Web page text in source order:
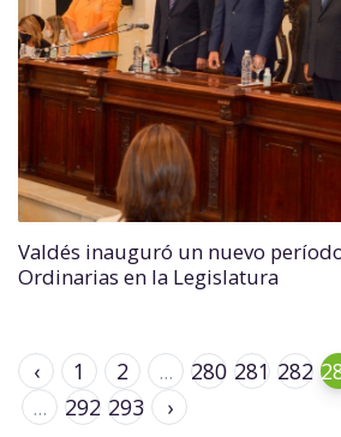
Valdés inauguró un nuevo
Ordinarias en la Legislatura
‹ 1 2 ... 280 281 282
...
292 293 ›